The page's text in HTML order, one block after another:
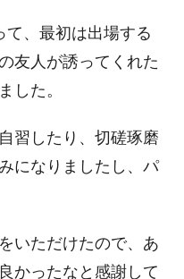
て、最初は出場する
友人が誘ってくれた
した。
習したり、切磋琢磨
になりましたし、パ
いただけたので、あ
かったなと感謝して